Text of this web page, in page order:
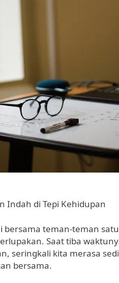
Indah di Tepi Kehidupan
teman-teman
Saat tiba
seringkali kita merasa
bersama.